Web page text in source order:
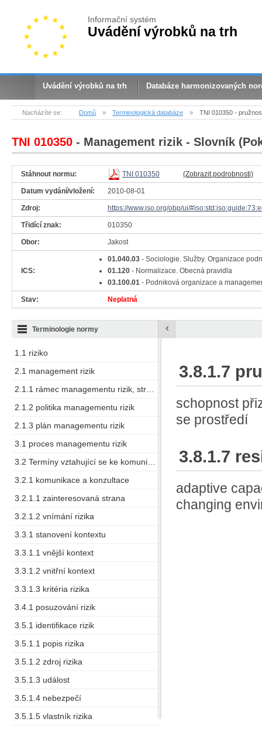
Informační systém
Uvádění výrobků na trh
Uvádění výrobků na trh Databáze harmonizovaných
Nacházíte se: Domů » Terminologická databáze » TNI 010350 -
TNI 010350 - Management rizik - Slovník
Stáhnout normu: TNI 010350 (Zobrazit podrobnosti)
Datum vydání/vložení: 2010-08-01
Zdroj: https://www.iso.org/obp/ui/
Třidící znak: 010350
Obor: Jakost
ICS:
01.040.03 - Sociologie. Služby. Organizace
01.120 - Normalizace. Obecná pravidla
03.100.01 - Podniková organizace a
Stav: Neplatná
1.1 riziko
2.1 management rizik
2.1.2 politika managementu rizik
2.1.3 plán managementu rizik
3.1 proces managementu rizik
3.2.1 komunikace a konzultace
3.2.1.1 zainteresovaná strana
3.2.1.2 vnímání rizika
3.3.1 stanovení kontextu
3.3.1.1 vnější kontext
3.3.1.2 vnitřní kontext
3.3.1.3 kritéria rizika
3.4.1 posuzování rizik
3.5.1 identifikace rizik
3.5.1.1 popis rizika
3.5.1.2 zdroj rizika
3.5.1.3 událost
3.5.1.4 nebezpečí
3.5.1.5 vlastník rizika
Terminologie normy ‹
3.8.1.7
schopnost
se prostředí
3.8.1.7
adaptive
changing